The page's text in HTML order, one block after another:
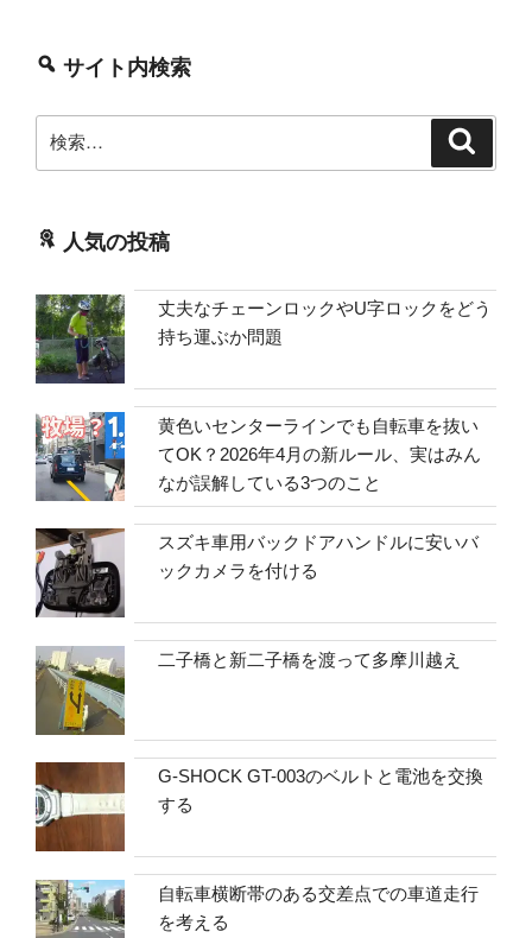
サイト内検索
索:
人気の投稿
丈夫なチェーンロックやU字ロックをどう
持ち運ぶか問題
黄色いセンターラインでも自転車を抜い
てOK？2026年4月の新ルール、実はみん
なが誤解している3つのこと
スズキ車用バックドアハンドルに安いバ
ックカメラを付ける
二子橋と新二子橋を渡って多摩川越え
G-SHOCK GT-003のベルトと電池を交換
する
自転車横断帯のある交差点での車道走行
を考える